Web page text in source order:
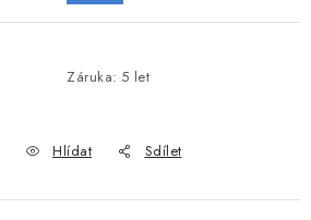
Záruka: 5 let
Hlídat Sdílet